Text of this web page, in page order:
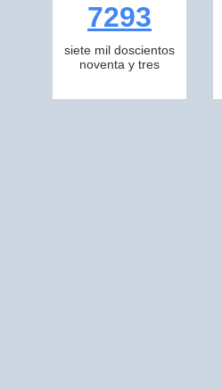
7293
siete mil doscientos
noventa y tres